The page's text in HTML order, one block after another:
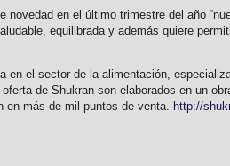
novedad en el último trimestre del año
equilibrada y además quiere
en el sector de la alimentación,
de Shukran son elaborados en un
más de mil puntos de venta.
http://